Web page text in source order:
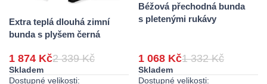
Extra teplá dlouhá zimní
bunda s plyšem černá
1 874 Kč2 339 Kč
Skladem
Dostupné velikosti:
Béžová přechodná bunda
s pletenými rukávy
1 068 Kč1 332 Kč
Skladem
Dostupné velikosti: